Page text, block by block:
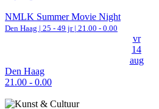
NMLK Summer Movie Night
Den Haag | 25 - 49 jr | 21.00 - 0.00
vr
14
aug
Den Haag
21.00 - 0.00